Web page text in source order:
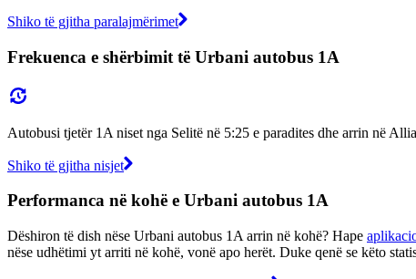
Shiko të gjitha paralajmërimet
Frekuenca e shërbimit të Urbani autobus 1A
Autobusi tjetër 1A niset nga Selitë në 5:25 e paradites dhe arrin në
Shiko të gjitha nisjet
Performanca në kohë e Urbani autobus 1A
Dëshiron të dish nëse Urbani autobus 1A arrin në kohë? Hape
nëse udhëtimi yt arriti në kohë, vonë apo herët. Duke qenë se këto